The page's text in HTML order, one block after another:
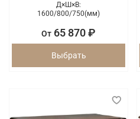
Д×Ш×В:
1600/800/750(мм)
От 65 870 ₽
Выбрать